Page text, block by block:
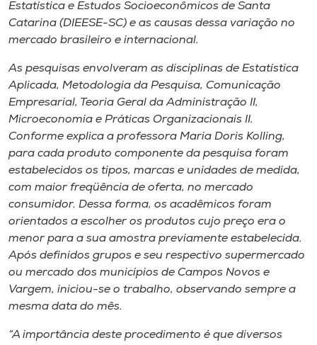
Rádio
Museu
Unoesc
Store
o idioma
A+
A-
Estatística e Estudos Socioeconômicos de Santa
Catarina (DIEESE-SC) e as causas dessa variação no
mercado brasileiro e internacional.
As pesquisas envolveram as disciplinas de Estatística
Aplicada, Metodologia da Pesquisa, Comunicação
Empresarial, Teoria Geral da Administração II,
Microeconomia e Práticas Organizacionais II.
Conforme explica a professora Maria Doris Kolling,
para cada produto componente da pesquisa foram
estabelecidos os tipos, marcas e unidades de medida,
com maior freqüência de oferta, no mercado
consumidor. Dessa forma, os acadêmicos foram
orientados a escolher os produtos cujo preço era o
menor para a sua amostra previamente estabelecida.
Após definidos grupos e seu respectivo supermercado
ou mercado dos municípios de Campos Novos e
Vargem, iniciou-se o trabalho, observando sempre a
mesma data do mês.
“A importância deste procedimento é que diversos